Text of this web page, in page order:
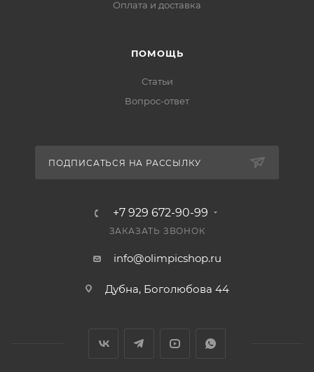
Оплата и доставка
ПОМОЩЬ
Статьи
Вопрос-ответ
ПОДПИСАТЬСЯ НА РАССЫЛКУ
+7 929 672-90-99
ЗАКАЗАТЬ ЗВОНОК
info@olimpicshop.ru
Дубна, Боголюбова 44